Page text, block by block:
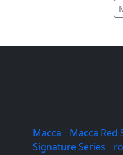
Macca Macca Red
Signature Series